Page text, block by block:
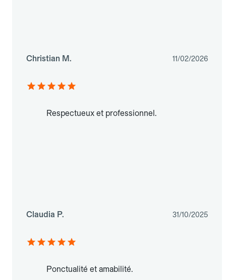
Christian M. 11/02/2026
Respectueux et professionnel.
Claudia P. 31/10/2025
Ponctualité et amabilité.